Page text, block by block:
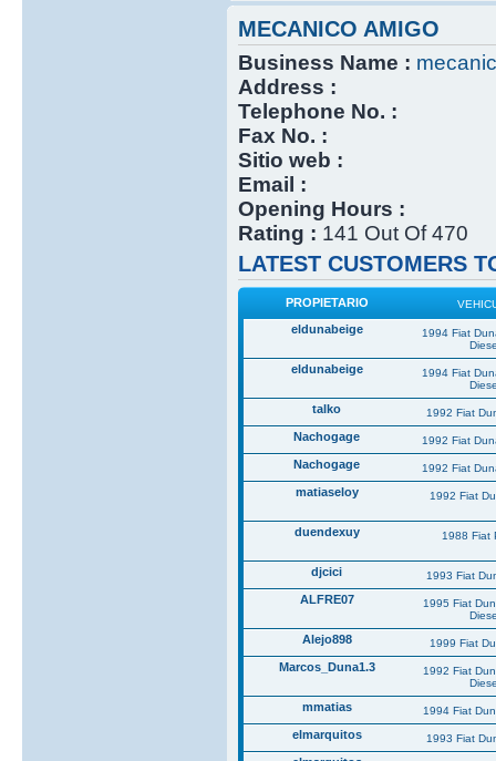
MECANICO AMIGO
Business Name :
Address :
Telephone No. :
Fax No. :
Sitio web :
Email :
Opening Hours :
Rating : 141 Out Of 470
LATEST CUSTOMERS
PROPIETARIO
eldunabeige
1994 Fiat
eldunabeige
1994 Fiat
talko 1992 Fiat
Nachogage 1992 Fiat
Nachogage 1992 Fiat
matiaseloy 1992 Fiat
duendexuy 1988 Fiat
djcici 1993 Fiat
ALFRE07
1995 Fiat
Alejo898 1999 Fiat
Marcos_Duna1.3
1992 Fiat
mmatias 1994 Fiat
elmarquitos 1993 Fiat